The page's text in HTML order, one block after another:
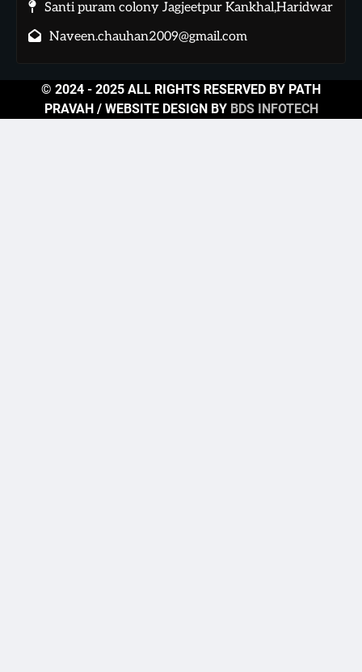
Santi puram colony Jagjeetpur Kankhal,Haridwar
Naveen.chauhan2009@gmail.com
© 2024 - 2025 ALL RIGHTS RESERVED BY PATH
PRAVAH / WEBSITE DESIGN BY BDS INFOTECH